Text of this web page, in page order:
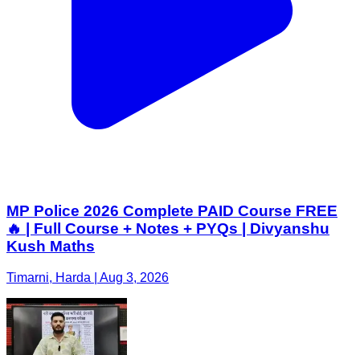
MP Police 2026 Complete PAID Course FREE
🔥 | Full Course + Notes + PYQs | Divyanshu
Kush Maths
Timarni, Harda | Aug 3, 2026